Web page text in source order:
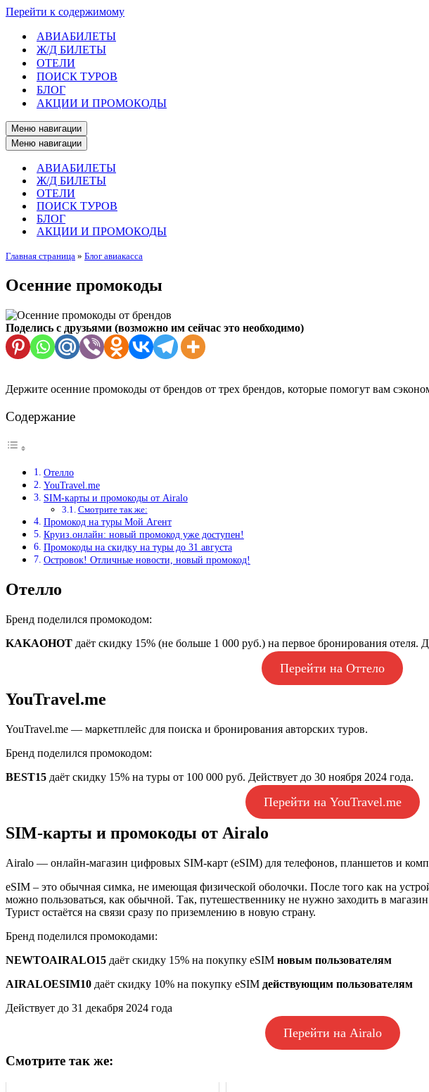
Перейти к содержимому
АВИАБИЛЕТЫ
Ж/Д БИЛЕТЫ
ОТЕЛИ
ПОИСК ТУРОВ
БЛОГ
АКЦИИ И ПРОМОКОДЫ
Меню навигации
Меню навигации
АВИАБИЛЕТЫ
Ж/Д БИЛЕТЫ
ОТЕЛИ
ПОИСК ТУРОВ
БЛОГ
АКЦИИ И ПРОМОКОДЫ
Главная страница » Блог авиакасса
Осенние промокоды
Поделись с друзьями (возможно им сейчас это необходимо)
Держите осенние промокоды от брендов от трех брендов, которые помогут вам
Содержание
Отелло
YouTravel.me
SIM-карты и промокоды от Airalo
Смотрите так же:
Промокод на туры Мой Агент
Круиз.онлайн: новый промокод уже доступен!
Промокоды на скидку на туры до 31 августа
Островок! Отличные новости, новый промокод!
Отелло
Бренд поделился промокодом:
KAKAOHOT даёт скидку 15% (не больше 1 000 руб.) на первое бронирования отеля.
Перейти на Оттело
YouTravel.me
YouTravel.me — маркетплейс для поиска и бронирования авторских туров.
Бренд поделился промокодом:
BEST15 даёт скидку 15% на туры от 100 000 руб. Действует до 30 ноября 2024 года.
Перейти на YouTravel.me
SIM-карты и промокоды от Airalo
Airalo — онлайн-магазин цифровых SIM-карт (eSIM) для телефонов, планшетов и
eSIM – это обычная симка, не имеющая физической оболочки. После того как на
можно пользоваться, как обычной. Так, путешественнику не нужно заходить в
Турист остаётся на связи сразу по приземлению в новую страну.
Бренд поделился промокодами:
NEWTOAIRALO15 даёт скидку 15% на покупку eSIM новым пользователям
AIRALOESIM10 даёт скидку 10% на покупку eSIM действующим пользователям
Действует до 31 декабря 2024 года
Перейти на Airalo
Смотрите так же: